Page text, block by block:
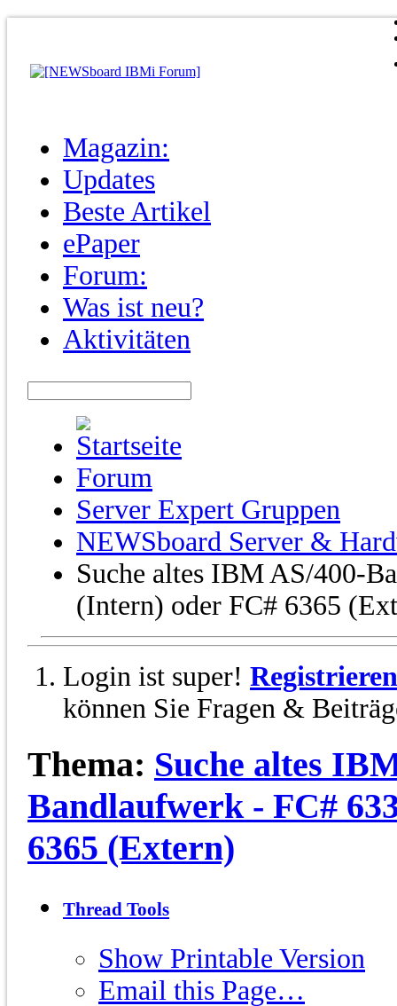
Magazin:
Updates
Beste Artikel
ePaper
Forum:
Was ist neu?
Aktivitäten
Forum
Server Expert Gruppen
NEWSboard Server &
Suche altes IBM AS/400-
(Intern) oder FC# 6365
Login ist super! Registrieren
können Sie Fragen &
Thema: Suche altes
Bandlaufwerk - FC#
6365 (Extern)
Thread Tools
Show Printable Version
Email this Page…